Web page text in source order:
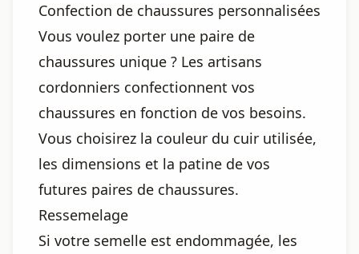
Confection de chaussures personnalisées
Vous voulez porter une paire de
chaussures unique ? Les artisans
cordonniers confectionnent vos
chaussures en fonction de vos besoins.
Vous choisirez la couleur du cuir utilisée,
les dimensions et la patine de vos
futures paires de chaussures.
Ressemelage
Si votre semelle est endommagée, les